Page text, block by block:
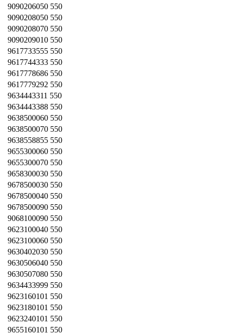
9090206050 550
9090208050 550
9090208070 550
9090209010 550
9617733555 550
9617744333 550
9617778686 550
9617779292 550
9634443311 550
9634443388 550
9638500060 550
9638500070 550
9638558855 550
9655300060 550
9655300070 550
9658300030 550
9678500030 550
9678500040 550
9678500090 550
9068100090 550
9623100040 550
9623100060 550
9630402030 550
9630506040 550
9630507080 550
9634433999 550
9623160101 550
9623180101 550
9623240101 550
9655160101 550